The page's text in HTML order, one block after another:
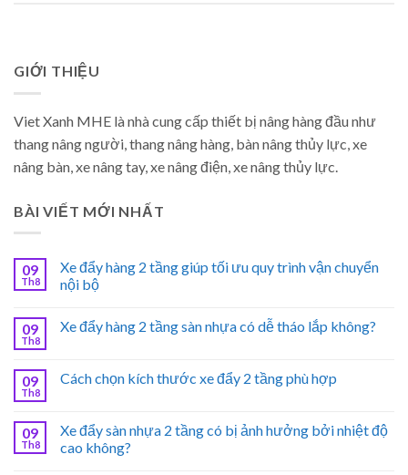
GIỚI THIỆU
Viet Xanh MHE là nhà cung cấp thiết bị nâng hàng đầu như
thang nâng người, thang nâng hàng, bàn nâng thủy lực, xe
nâng bàn, xe nâng tay, xe nâng điện, xe nâng thủy lực.
BÀI VIẾT MỚI NHẤT
09
Th8
Xe đẩy hàng 2 tầng giúp tối ưu quy trình vận chuyển
nội bộ
09
Th8
Xe đẩy hàng 2 tầng sàn nhựa có dễ tháo lắp không?
09
Th8
Cách chọn kích thước xe đẩy 2 tầng phù hợp
09
Th8
Xe đẩy sàn nhựa 2 tầng có bị ảnh hưởng bởi nhiệt độ
cao không?